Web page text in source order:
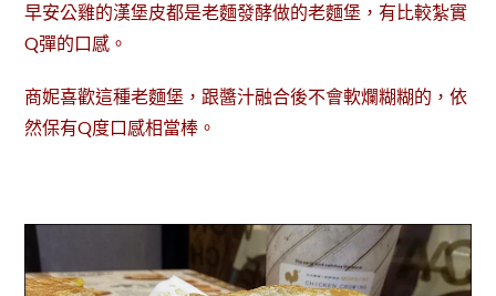
早安公雞的漢堡皮都是老麵發酵做的老麵堡，有比較紮實
Q彈的口感。
商妮喜歡這種老麵堡，跟醬汁融合後不會軟爛糊糊的，依
然保有Q度口感相當棒。